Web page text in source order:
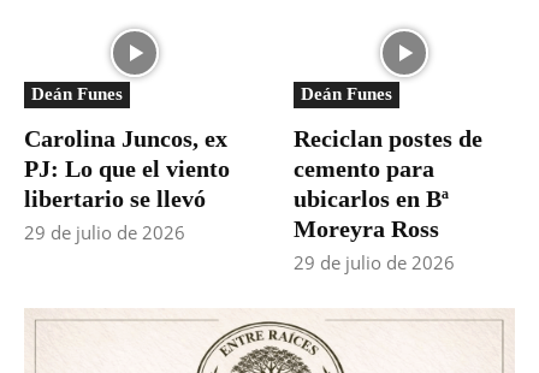
Deán Funes
Carolina Juncos, ex
PJ: Lo que el viento
libertario se llevó
29 de julio de 2026
Deán Funes
Reciclan postes de
cemento para
ubicarlos en Bª
Moreyra Ross
29 de julio de 2026